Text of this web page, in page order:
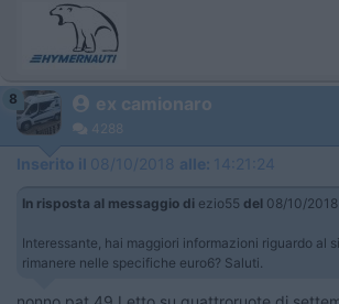
8 ex camionaro
4288
Inserito il 08/10/2018 alle: 14:21:24
In risposta al messaggio di ezio55 del 08/10/2018
Interessante, hai maggiori informazioni riguardo al
rimanere nelle specifiche euro6? Saluti.